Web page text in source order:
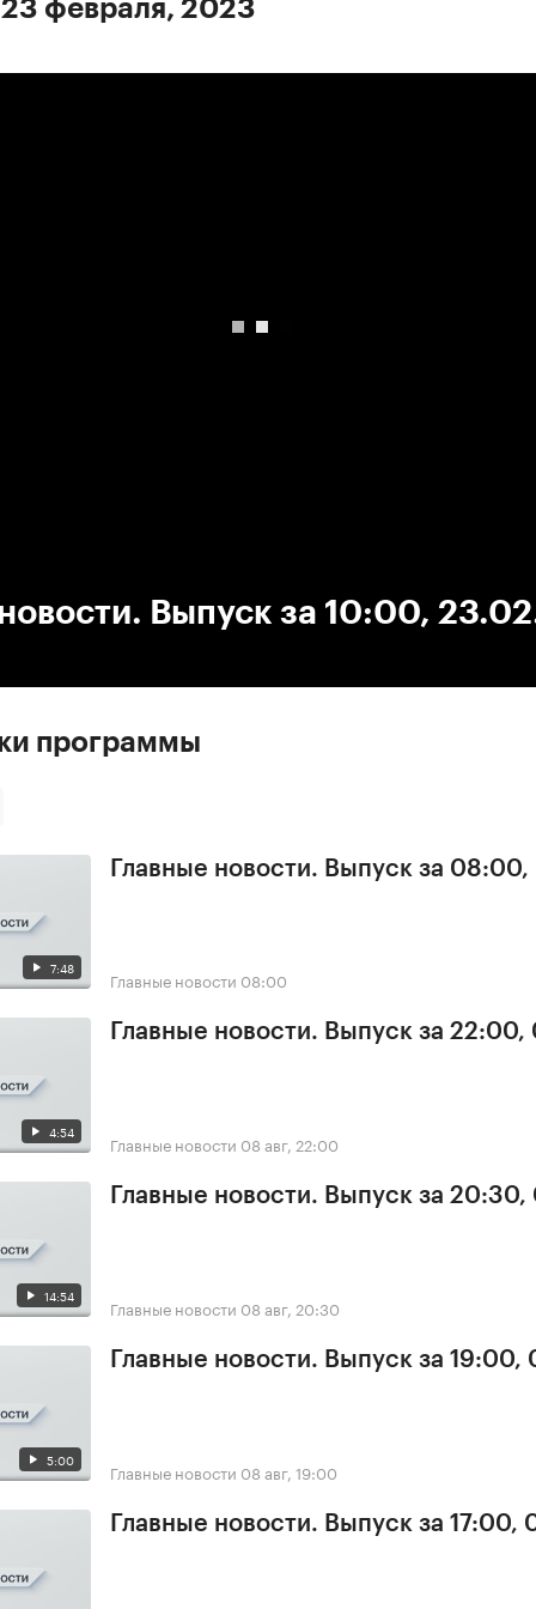
февраля, 2023
Выпуск за 10:00,
программы
7:48
Главные новости. Выпуск за
Главные новости 08:00
4:54
Главные новости. Выпуск за
Главные новости 08 авг, 22:00
14:54
Главные новости. Выпуск за
Главные новости 08 авг, 20:30
5:00
Главные новости. Выпуск за
Главные новости 08 авг, 19:00
Главные новости. Выпуск за